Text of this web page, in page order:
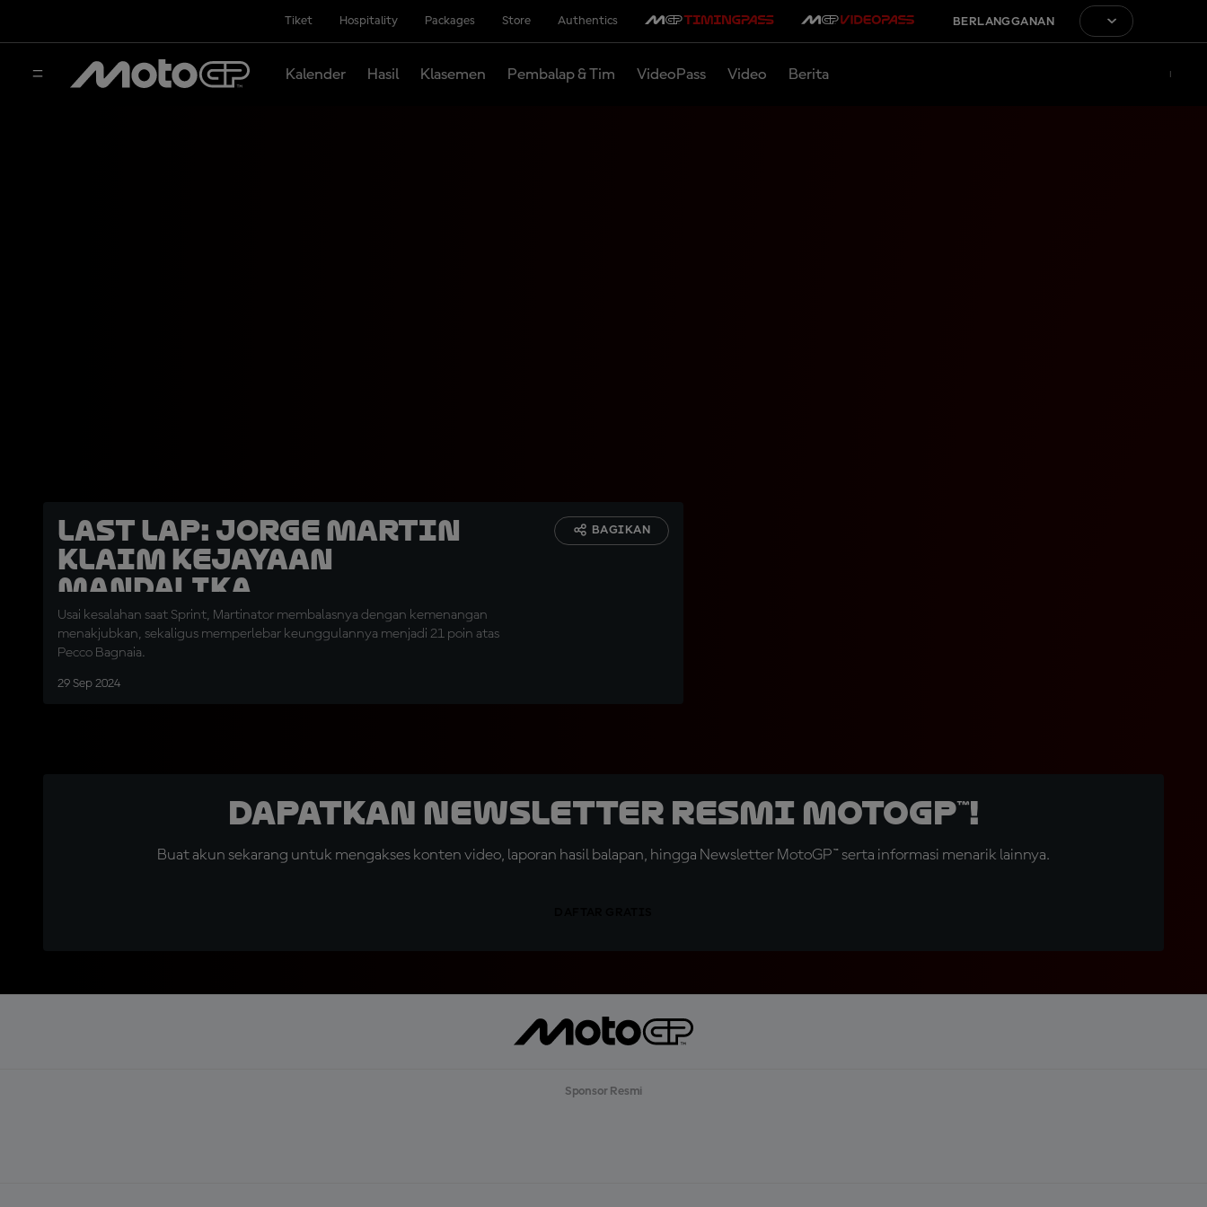
Tiket Hospitality Packages Store Authentics BERLANGGANAN
Kalender Hasil Klasemen Pembalap & Tim VideoPass Video Berita
LAST LAP: Jorge Martin
Klaim Kejayaan
Mandalika
Usai kesalahan saat Sprint, Martinator membalasnya dengan kemenangan
menakjubkan, sekaligus memperlebar keunggulannya menjadi 21 poin atas
Pecco Bagnaia.
29 Sep 2024
BAGIKAN
Dapatkan Newsletter Resmi MotoGP™!
Buat akun sekarang untuk mengakses konten video, laporan hasil balapan, hingga Newsletter MotoGP™ serta informasi menarik lainnya.
Sponsor Resmi